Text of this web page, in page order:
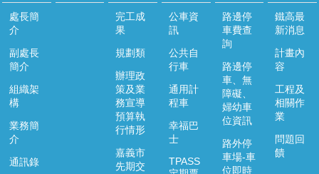
關
服
務
鐵
高
架
化
安
處長簡
介
副處長
簡介
組織架
構
業務簡
介
通訊錄
完工成
果
規劃類
辦理政
策及業
務宣導
預算執
行情形
嘉義市
先期交
公車資
訊
公共自
行車
通用計
程車
幸福巴
士
TPASS
路邊停
車費查
詢
路邊停
車、無
障礙、
婦幼車
位資訊
路外停
車場-車
位即時
鐵高最
新消息
計畫內
容
工程及
相關作
業
問題回
饋